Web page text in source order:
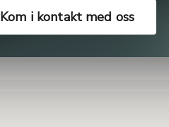
Kom i kontakt med oss